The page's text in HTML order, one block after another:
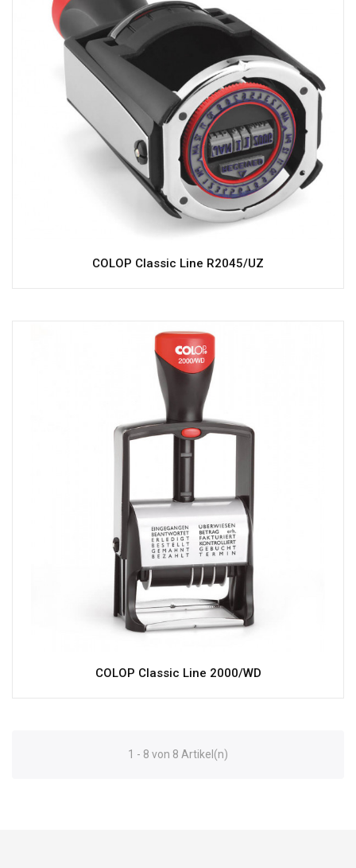
COLOP Classic Line R2045/UZ
COLOP Classic Line 2000/WD
1 - 8 von 8 Artikel(n)